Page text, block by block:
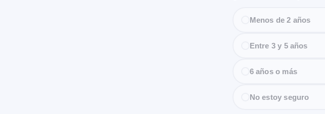
Menos de 2 años
Entre 3 y 5 años
6 años o más
No estoy seguro